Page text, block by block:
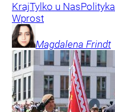
KrajTylko u NasPolityka
Wprost
Magdalena Frindt